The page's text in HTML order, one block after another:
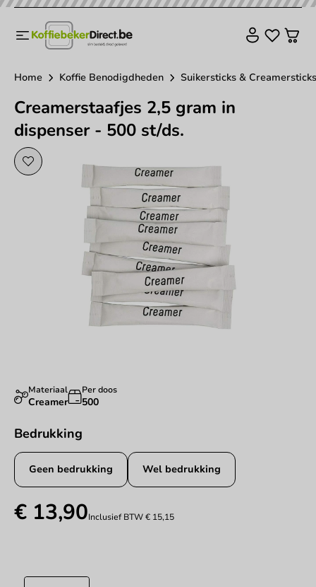
Home Koffie Benodigdheden Suikersticks & Creamersticks
Creamerstaafjes 2,5 gram in
dispenser - 500 st/ds.
Materiaal
Creamer
Per doos
500
Bedrukking
Geen bedrukking Wel bedrukking
€ 13,90Inclusief BTW€ 15,15